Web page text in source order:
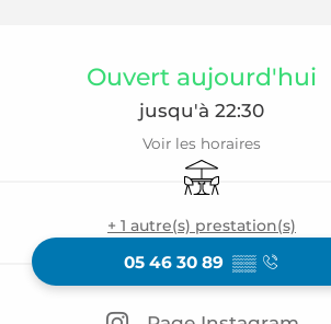
Ouverture
Ouvert aujourd'hui
jusqu'à 22:30
Voir les horaires
Terrasse
+ 1 autre(s) prestation(s)
05 46 30 89 ▒▒